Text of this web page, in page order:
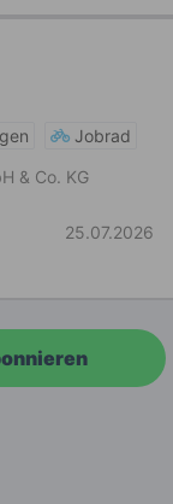
Jobrad
& Co. KG
25.07.2026